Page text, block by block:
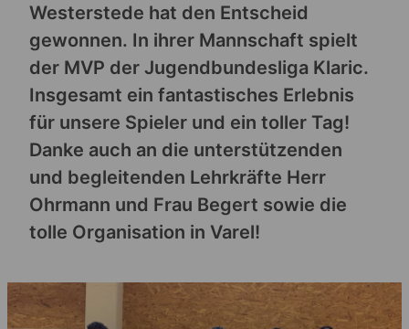
Westerstede hat den Entscheid
gewonnen. In ihrer Mannschaft spielt
der MVP der Jugendbundesliga Klaric.
Insgesamt ein fantastisches Erlebnis
für unsere Spieler und ein toller Tag!
Danke auch an die unterstützenden
und begleitenden Lehrkräfte Herr
Ohrmann und Frau Begert sowie die
tolle Organisation in Varel!